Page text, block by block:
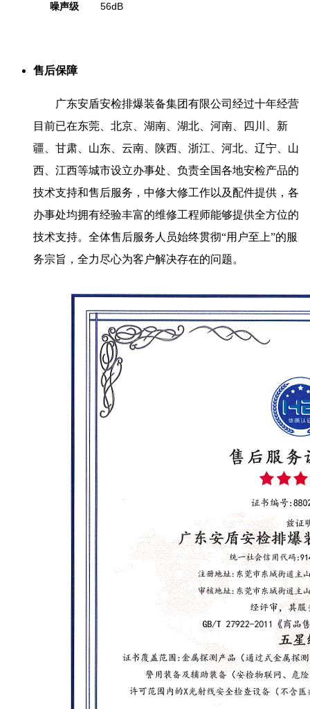
噪声级 56dB
售后保障
广东安盾安检排爆装备集团有限公司经过十年经营
目前已在东莞、北京、湖南、湖北、河南、四川、新
疆、甘肃、山东、云南、陕西、浙江、河北、辽宁、山
西、江西等城市设立办事处、负责全国各地安检产品的
技术支持和售后服务，中修大修工作以及配件提供，各
办事处均拥有经验丰富的维修工程师能够提供全方位的
技术支持。全体售后服务人员始终贯彻“用户至上”的服
务宗旨，全力尽心为客户解决存在的问题。